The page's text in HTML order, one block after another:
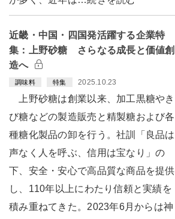
近畿・中国・四国発活躍する企業特
集：上野砂糖 さらなる成長と価値創
造へ
調味料 特集 2025.10.23
上野砂糖は創業以来、加工黒糖やき
び糖などの製造販売と精製糖および各
種糖化製品の卸を行う。社訓「良品は
声なく人を呼ぶ、信用は宝なり」の
下、安全・安心で高品質な商品を提供
し、110年以上にわたり信頼と実績を
積み重ねてきた。2023年6月からは神